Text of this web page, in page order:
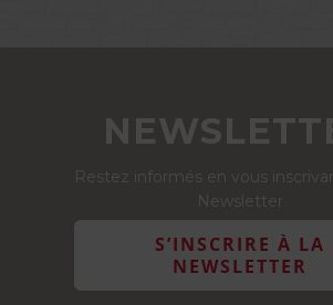
Restez informés en vous
Newsletter
S’INSCRIRE À LA
NEWSLETTER